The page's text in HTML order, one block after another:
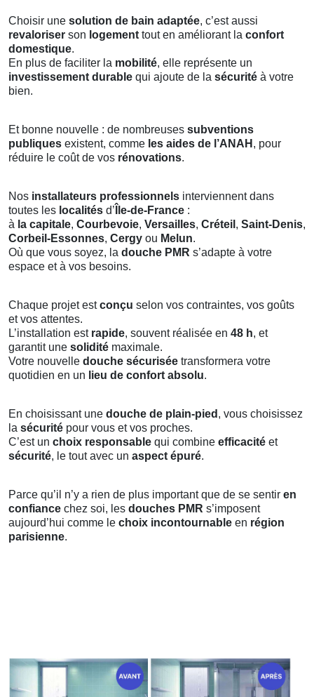
Choisir une solution de bain adaptée, c’est aussi
revaloriser son logement tout en améliorant la confort
domestique.
En plus de faciliter la mobilité, elle représente un
investissement durable qui ajoute de la sécurité à votre
bien.
Et bonne nouvelle : de nombreuses subventions
publiques existent, comme les aides de l’ANAH , pour
réduire le coût de vos rénovations.
Nos installateurs professionnels interviennent dans
toutes les localités d’ Île-de-France :
à la capitale, Courbevoie, Versailles, Créteil , Saint-Denis,
Corbeil-Essonnes, Cergy ou Melun.
Où que vous soyez, la douche PMR s’adapte à votre
espace et à vos besoins.
Chaque projet estconçu selon vos contraintes, vos goûts
et vos attentes.
L’installation est rapide, souvent réalisée en 48 h, et
garantit une solidité maximale.
Votre nouvelle douche sécurisée transformera votre
quotidien en un lieu de confort absolu.
En choisissant une douche de plain-pied , vous choisissez
la sécurité pour vous et vos proches.
C’est un choix responsable qui combine efficacité et
sécurité, le tout avec un aspect épuré.
Parce qu’il n’y a rien de plus important que de se sentir en
confiance chez soi, les douches PMR s’imposent
aujourd’hui comme le choix incontournable en région
parisienne.